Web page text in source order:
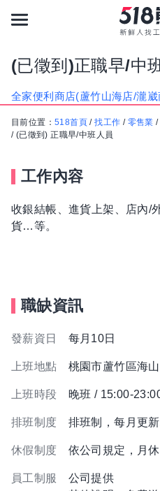
(已徵到)正職早/中
全家便利商店(蘆竹山海店/瀧崴
目前位置： 518首頁 /找工作 / 零售業
/ (已徵到) 正職早/中班人員
工作內容
收銀結帳、進貨上架、店內/
貨…等。
職缺資訊
發薪資日 每月10日
上班地點 桃園市蘆竹區海
上班時段 晚班 / 15:00-
排班制度 排班制，每月更
休假制度 依公司規定，月
員工制服
公司提供